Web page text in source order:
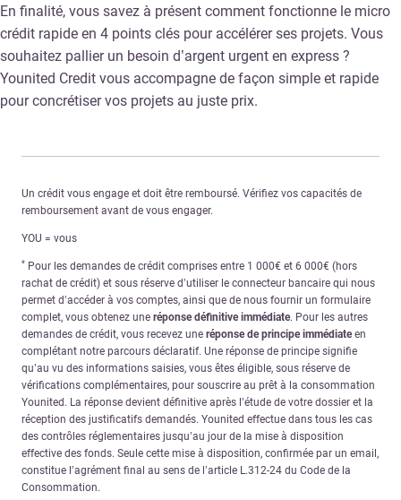
En finalité, vous savez à présent comment fonctionne le micro
crédit rapide en 4 points clés pour accélérer ses projets. Vous
souhaitez pallier un besoin d’argent urgent en express ?
Younited Credit vous accompagne de façon simple et rapide
pour concrétiser vos projets au juste prix.
Un crédit vous engage et doit être remboursé. Vérifiez vos capacités de
remboursement avant de vous engager.
YOU = vous
* Pour les demandes de crédit comprises entre 1 000€ et 6 000€ (hors
rachat de crédit) et sous réserve d’utiliser le connecteur bancaire qui nous
permet d’accéder à vos comptes, ainsi que de nous fournir un formulaire
complet, vous obtenez une réponse définitive immédiate. Pour les autres
demandes de crédit, vous recevez une réponse de principe immédiateen
complétant notre parcours déclaratif. Une réponse de principe signifie
qu’au vu des informations saisies, vous êtes éligible, sous réserve de
vérifications complémentaires, pour souscrire au prêt à la consommation
Younited. La réponse devient définitive après l’étude de votre dossier et la
réception des justificatifs demandés. Younited effectue dans tous les cas
des contrôles réglementaires jusqu’au jour de la mise à disposition
effective des fonds. Seule cette mise à disposition, confirmée par un email,
constitue l’agrément final au sens de l’article L.312-24 du Code de la
Consommation.